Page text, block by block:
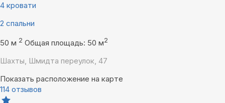
4 кровати
2 спальни
50 м 2 Общая площадь: 50 м2
Шахты, Шмидта переулок, 47
Показать расположение на карте
114 отзывов